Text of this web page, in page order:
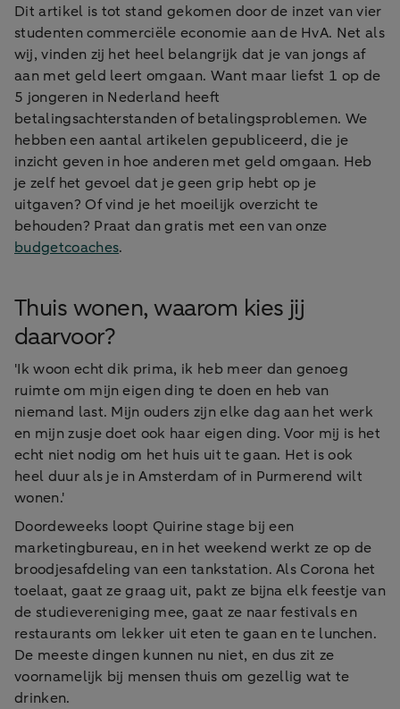
Dit artikel is tot stand gekomen door de inzet van vier
studenten commerciële economie aan de HvA. Net als
wij, vinden zij het heel belangrijk dat je van jongs af
aan met geld leert omgaan. Want maar liefst 1 op de
5 jongeren in Nederland heeft
betalingsachterstanden of betalingsproblemen. We
hebben een aantal artikelen gepubliceerd, die je
inzicht geven in hoe anderen met geld omgaan. Heb
je zelf het gevoel dat je geen grip hebt op je
uitgaven? Of vind je het moeilijk overzicht te
behouden? Praat dan gratis met een van onze
budgetcoaches.
Thuis wonen, waarom kies jij
daarvoor?
'Ik woon echt dik prima, ik heb meer dan genoeg
ruimte om mijn eigen ding te doen en heb van
niemand last. Mijn ouders zijn elke dag aan het werk
en mijn zusje doet ook haar eigen ding. Voor mij is het
echt niet nodig om het huis uit te gaan. Het is ook
heel duur als je in Amsterdam of in Purmerend wilt
wonen.'
Doordeweeks loopt Quirine stage bij een
marketingbureau, en in het weekend werkt ze op de
broodjesafdeling van een tankstation. Als Corona het
toelaat, gaat ze graag uit, pakt ze bijna elk feestje van
de studievereniging mee, gaat ze naar festivals en
restaurants om lekker uit eten te gaan en te lunchen.
De meeste dingen kunnen nu niet, en dus zit ze
voornamelijk bij mensen thuis om gezellig wat te
drinken.